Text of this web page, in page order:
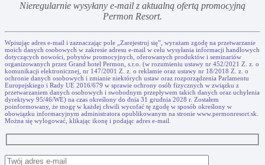
Nieregularnie wysyłany e-mail z aktualną ofertą promocyjną
Permon Resort.
Wpisując adres e-mail i zaznaczając pole „Zarejestruj się”, wyrażam zgodę na przetwarzanie
moich danych osobowych w zakresie adresu e-mail w celu wysyłania informacji handlowych
dotyczących nowości, pobytów promocyjnych, oferowanych produktów i seminariów
organizowanych przez Grand hotel Permon, s.r.o. (w rozumieniu ustawy nr 452/2021 Z. z. o
komunikacji elektronicznej, nr 147/2001 Z. z. o reklamie oraz ustawy nr 18/2018 Z. z. o
ochronie danych osobowych i zmianie niektórych ustaw oraz rozporządzenia Parlamentu
Europejskiego i Rady UE 2016/679 w sprawie ochrony osób fizycznych w związku z
przetwarzaniem danych osobowych i swobodnym przepływem takich danych oraz uchylenia
dyrektywy 95/46/WE) na czas określony do dnia 31 grudnia 2028 r. Zostałem
poinformowany, że mogę w każdej chwili wycofać tę zgodę w sposób określony w
obowiązku informacyjnym administratora opublikowanym na stronie www.permonresort.sk.
Można się wylogować, klikając ikonę i podając adres e-mail.